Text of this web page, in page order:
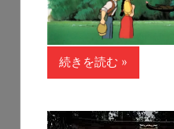
続きを読む